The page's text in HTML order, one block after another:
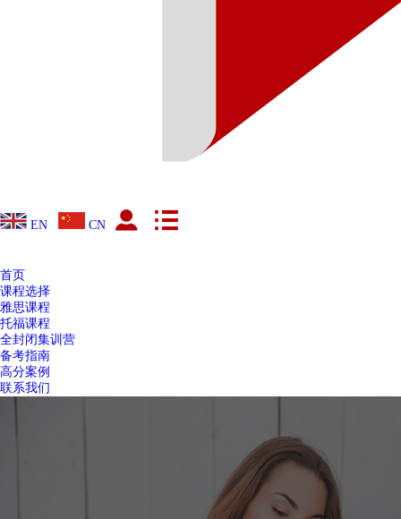
EN CN
首页
课程选择
雅思课程
托福课程
全封闭集训营
备考指南
高分案例
联系我们